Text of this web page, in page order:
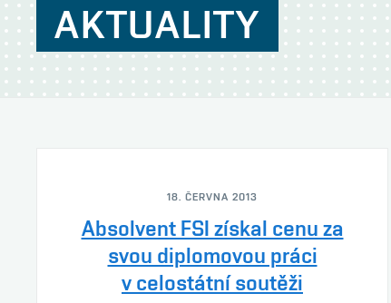
AKTUALITY
18. ČERVNA 2013
Absolvent FSI získal cenu za
svou diplomovou práci
v celostátní soutěži